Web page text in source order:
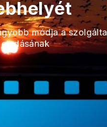
módja a
eladásának